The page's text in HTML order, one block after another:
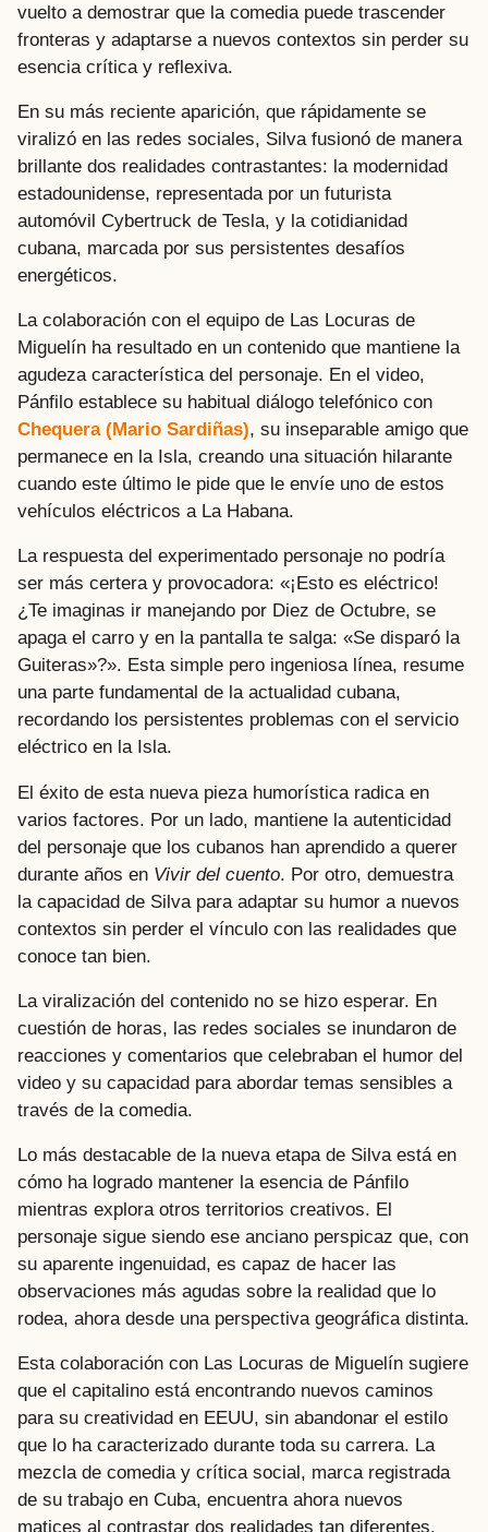
vuelto a demostrar que la comedia puede trascender
fronteras y adaptarse a nuevos contextos sin perder su
esencia crítica y reflexiva.
En su más reciente aparición, que rápidamente se
viralizó en las redes sociales, Silva fusionó de manera
brillante dos realidades contrastantes: la modernidad
estadounidense, representada por un futurista
automóvil Cybertruck de Tesla, y la cotidianidad
cubana, marcada por sus persistentes desafíos
energéticos.
La colaboración con el equipo de Las Locuras de
Miguelín ha resultado en un contenido que mantiene la
agudeza característica del personaje. En el video,
Pánfilo establece su habitual diálogo telefónico con
Chequera (Mario Sardiñas), su inseparable amigo que
permanece en la Isla, creando una situación hilarante
cuando este último le pide que le envíe uno de estos
vehículos eléctricos a La Habana.
La respuesta del experimentado personaje no podría
ser más certera y provocadora: «¡Esto es eléctrico!
¿Te imaginas ir manejando por Diez de Octubre, se
apaga el carro y en la pantalla te salga: «Se disparó la
Guiteras»?». Esta simple pero ingeniosa línea, resume
una parte fundamental de la actualidad cubana,
recordando los persistentes problemas con el servicio
eléctrico en la Isla.
El éxito de esta nueva pieza humorística radica en
varios factores. Por un lado, mantiene la autenticidad
del personaje que los cubanos han aprendido a querer
durante años en Vivir del cuento. Por otro, demuestra
la capacidad de Silva para adaptar su humor a nuevos
contextos sin perder el vínculo con las realidades que
conoce tan bien.
La viralización del contenido no se hizo esperar. En
cuestión de horas, las redes sociales se inundaron de
reacciones y comentarios que celebraban el humor del
video y su capacidad para abordar temas sensibles a
través de la comedia.
Lo más destacable de la nueva etapa de Silva está en
cómo ha logrado mantener la esencia de Pánfilo
mientras explora otros territorios creativos. El
personaje sigue siendo ese anciano perspicaz que, con
su aparente ingenuidad, es capaz de hacer las
observaciones más agudas sobre la realidad que lo
rodea, ahora desde una perspectiva geográfica distinta.
Esta colaboración con Las Locuras de Miguelín sugiere
que el capitalino está encontrando nuevos caminos
para su creatividad en EEUU, sin abandonar el estilo
que lo ha caracterizado durante toda su carrera. La
mezcla de comedia y crítica social, marca registrada
de su trabajo en Cuba, encuentra ahora nuevos
matices al contrastar dos realidades tan diferentes.